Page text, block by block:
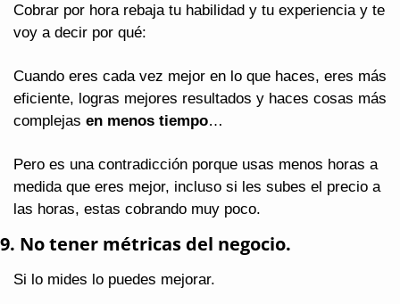
Cobrar por hora rebaja tu habilidad y tu experiencia y te
voy a decir por qué:
Cuando eres cada vez mejor en lo que haces, eres más
eficiente, logras mejores resultados y haces cosas más
complejas en menos tiempo…
Pero es una contradicción porque usas menos horas a
medida que eres mejor, incluso si les subes el precio a
las horas, estas cobrando muy poco.
9. No tener métricas del negocio.
Si lo mides lo puedes mejorar.